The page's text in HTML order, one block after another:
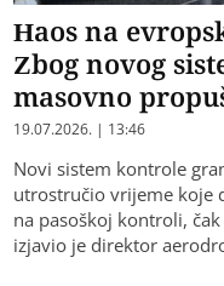
Haos na
Zbog novog
masovno
19.07.2026. | 13:46
Novi sistem kontrole
utrostručio vrijeme koje
na pasoškoj kontroli,
izjavio je direktor